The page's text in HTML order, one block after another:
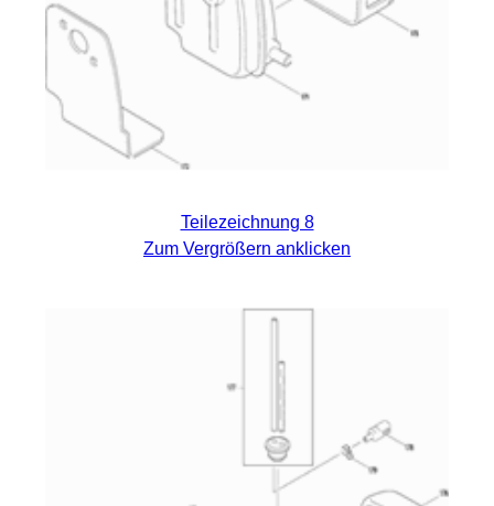
Teilezeichnung 8
Zum Vergrößern anklicken